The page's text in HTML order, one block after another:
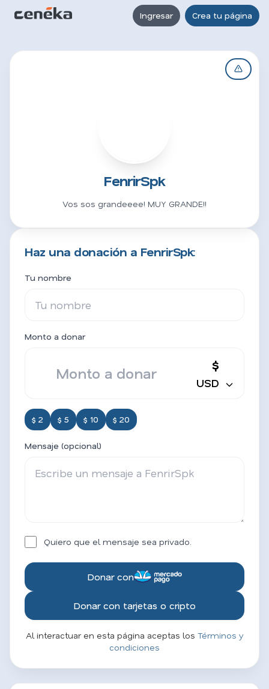
Ingresar Crea tu página
FenrirSpk
Vos sos grandeeee! MUY GRANDE!!
Haz una donación a FenrirSpk:
Tu nombre
Monto a donar
$
USD
$ 2 $ 5 $ 10 $ 20
Mensaje (opcional)
Quiero que el mensaje sea privado.
Donar con
Donar con tarjetas o cripto
Al interactuar en esta página aceptas los Términos y
condiciones